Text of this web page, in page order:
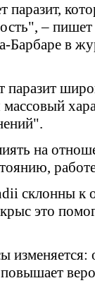
–
Барбаре в
паразит
на
склонны
это